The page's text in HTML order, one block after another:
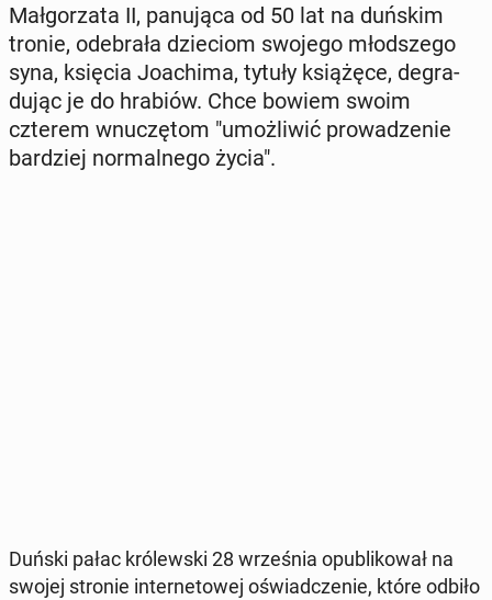
Mał­go­rza­ta II, pa­nu­ją­ca od 50 lat na duńskim
tronie, ode­bra­ła dzie­ciom swojego młod­sze­go
syna, księcia Jo­achi­ma, tytuły ksią­żę­ce, de­gra­
du­jąc je do hrabiów. Chce bowiem swoim
czterem wnu­czę­tom "umoż­li­wić pro­wa­dze­nie
bar­dziej nor­mal­ne­go życia".
Duński pałac kró­lew­ski 28 wrze­śnia opu­bli­ko­wał na
swojej stronie in­ter­ne­to­wej oświad­cze­nie, które odbiło